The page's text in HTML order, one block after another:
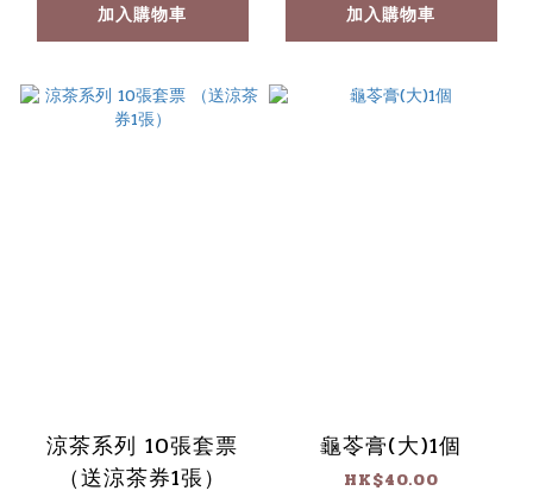
加入購物車 加入購物車
涼茶系列 10張套票
（送涼茶券1張）
龜苓膏(大)1個
HK$40.00